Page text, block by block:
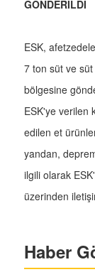
GÖNDERİLDİ
ESK,
7 ton süt ve
bölgesine
ESK'ye verilen
edilen et
yandan,
ilgili olarak
üzerinden
Haber